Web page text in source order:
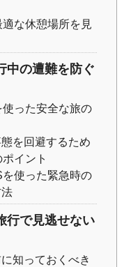
な休憩場所を見
中の遭難を防ぐ
った安全な旅の
を回避するため
イント
使った緊急時の
行で見逃せない
知っておくべき